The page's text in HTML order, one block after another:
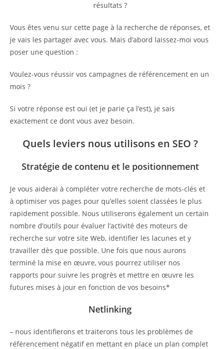
résultats ?
Vous êtes venu sur cette page à la recherche de réponses, et
je vais les partager avec vous. Mais d’abord laissez-moi vous
poser une question :
Voulez-vous réussir vos campagnes de référencement en un
mois ?
Si votre réponse est oui (et je parie ça l’est), je sais
exactement ce dont vous avez besoin.
Quels leviers nous utilisons en SEO ?
Stratégie de contenu et le positionnement
Je vous aiderai à compléter votre recherche de mots-clés et
à optimiser vos pages pour qu’elles soient classées le plus
rapidement possible. Nous utiliserons également un certain
nombre d’outils pour évaluer l’activité des moteurs de
recherche sur votre site Web, identifier les lacunes et y
travailler dès que possible. Une fois que nous aurons
terminé la mise en œuvre, vous pourrez utiliser nos
rapports pour suivre les progrès et mettre en œuvre les
futures mises à jour en fonction de vos besoins*
Netlinking
– nous identifierons et traiterons tous les problèmes de
référencement négatif en mettant en place un plan complet